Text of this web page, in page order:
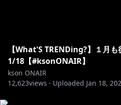
【What'S TRENDing?】１月
1/18【#ksonONAIR】
kson ONAIR
12,623views · Uploaded Jan 18,